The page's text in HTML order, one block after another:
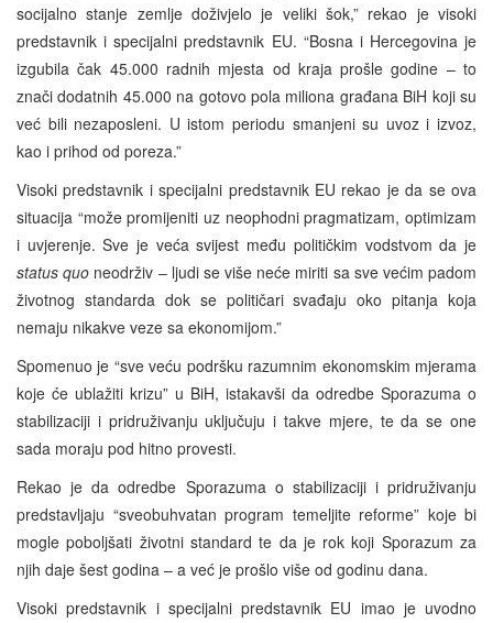
socijalno stanje zemlje doživjelo je veliki šok,” rekao je visoki
predstavnik i specijalni predstavnik EU. “Bosna i Hercegovina je
izgubila čak 45.000 radnih mjesta od kraja prošle godine – to
znači dodatnih 45.000 na gotovo pola miliona građana BiH koji su
već bili nezaposleni. U istom periodu smanjeni su uvoz i izvoz,
kao i prihod od poreza.”
Visoki predstavnik i specijalni predstavnik EU rekao je da se ova
situacija “može promijeniti uz neophodni pragmatizam, optimizam
i uvjerenje. Sve je veća svijest među političkim vodstvom da je
status quo neodrživ – ljudi se više neće miriti sa sve većim padom
životnog standarda dok se političari svađaju oko pitanja koja
nemaju nikakve veze sa ekonomijom.”
Spomenuo je “sve veću podršku razumnim ekonomskim mjerama
koje će ublažiti krizu” u BiH, istakavši da odredbe Sporazuma o
stabilizaciji i pridruživanju uključuju i takve mjere, te da se one
sada moraju pod hitno provesti.
Rekao je da odredbe Sporazuma o stabilizaciji i pridruživanju
predstavljaju “sveobuhvatan program temeljite reforme” koje bi
mogle poboljšati životni standard te da je rok koji Sporazum za
njih daje šest godina – a već je prošlo više od godinu dana.
Visoki predstavnik i specijalni predstavnik EU imao je uvodno